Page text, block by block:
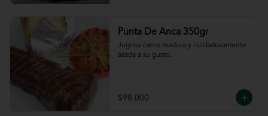
Punta De Anca 350gr
Jugosa carne madura y cuidadosamente
asada a su gusto.
$98.000